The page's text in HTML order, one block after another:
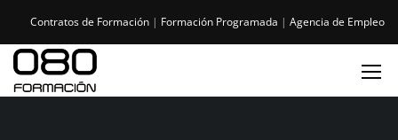
Contratos de Formación | Formación Programada | Agencia de Empleo